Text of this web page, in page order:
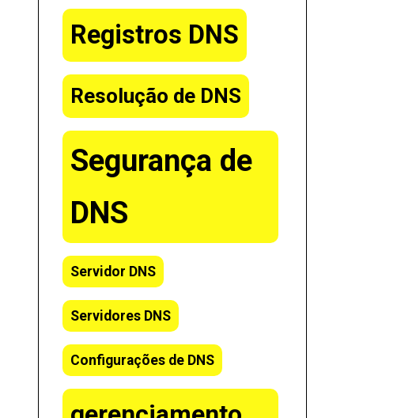
Registros DNS
Resolução de DNS
Segurança de
DNS
Servidor DNS
Servidores DNS
Configurações de DNS